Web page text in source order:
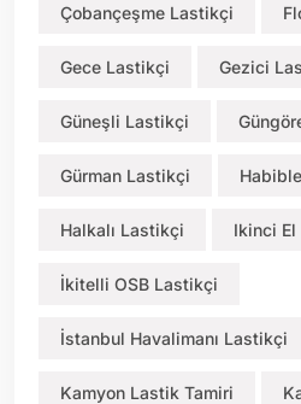
Çobançeşme Lastikçi
Gece Lastikçi Gezici
Güneşli Lastikçi
Gürman Lastikçi
Halkalı Lastikçi Ikinci El
İkitelli OSB Lastikçi
İstanbul Havalimanı Lastikçi
Kamyon Lastik Tamiri